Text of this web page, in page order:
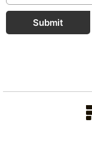
Submit